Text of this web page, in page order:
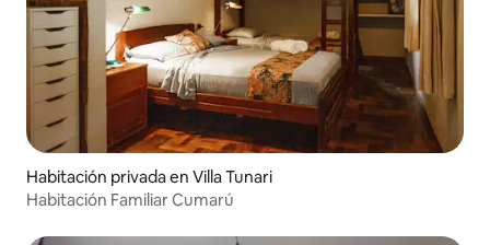
Habitación privada en Villa Tunari
Habitación Familiar Cumarú